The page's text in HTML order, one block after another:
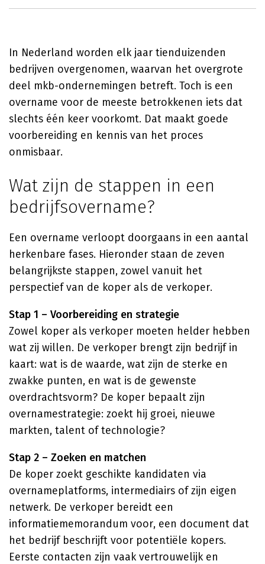
In Nederland worden elk jaar tienduizenden
bedrijven overgenomen, waarvan het overgrote
deel mkb-ondernemingen betreft. Toch is een
overname voor de meeste betrokkenen iets dat
slechts één keer voorkomt. Dat maakt goede
voorbereiding en kennis van het proces
onmisbaar.
Wat zijn de stappen in een
bedrijfsovername?
Een overname verloopt doorgaans in een aantal
herkenbare fases. Hieronder staan de zeven
belangrijkste stappen, zowel vanuit het
perspectief van de koper als de verkoper.
Stap 1 – Voorbereiding en strategie
Zowel koper als verkoper moeten helder hebben
wat zij willen. De verkoper brengt zijn bedrijf in
kaart: wat is de waarde, wat zijn de sterke en
zwakke punten, en wat is de gewenste
overdrachtsvorm? De koper bepaalt zijn
overnamestrategie: zoekt hij groei, nieuwe
markten, talent of technologie?
Stap 2 – Zoeken en matchen
De koper zoekt geschikte kandidaten via
overnameplatforms, intermediairs of zijn eigen
netwerk. De verkoper bereidt een
informatiememorandum voor, een document dat
het bedrijf beschrijft voor potentiële kopers.
Eerste contacten zijn vaak vertrouwelijk en